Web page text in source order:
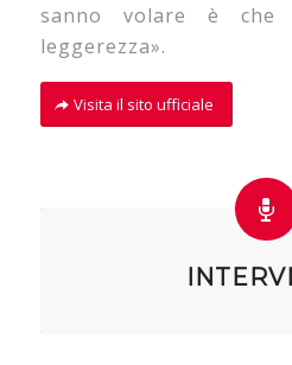
sanno volare è che
leggerezza».
Visita il sito ufficiale